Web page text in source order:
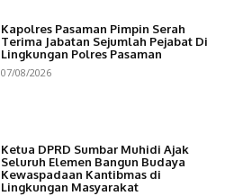
Kapolres Pasaman Pimpin Serah
Terima Jabatan Sejumlah Pejabat Di
Lingkungan Polres Pasaman
07/08/2026
Ketua DPRD Sumbar Muhidi Ajak
Seluruh Elemen Bangun Budaya
Kewaspadaan Kantibmas di
Lingkungan Masyarakat